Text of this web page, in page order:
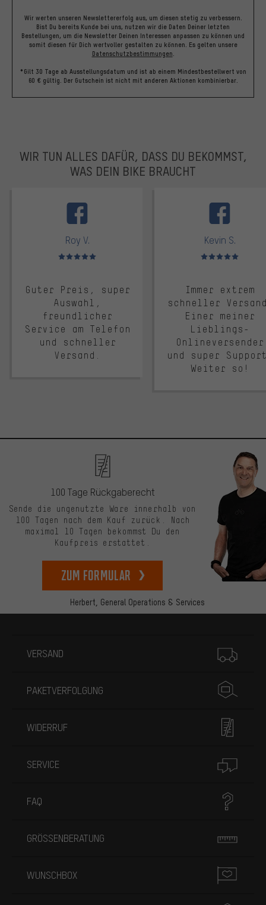
Wir werten unseren Newslettererfolg aus, um diesen stetig zu verbessern.
Bist Du bereits Kunde bei uns, nutzen wir die Daten Deiner letzten
Bestellungen, um die Newsletter Deinen Interessen anpassen zu können und
somit diesen für Dich wertvoller gestalten zu können. Es gelten unsere
Datenschutzbestimmungen.
*Gilt 30 Tage ab Ausstellungsdatum und ist ab einem Mindestbestellwert von
60 € gültig. Der Gutschein ist nicht mit anderen Aktionen kombinierbar.
WIR TUN ALLES DAFÜR, DASS DU BEKOMMST,
WAS DEIN BIKE BRAUCHT
Roy V.
Bewertungen: 5 von 5
Guter Preis, super
Auswahl,
freundlicher
Service am Telefon
und schneller
Versand.
Kevin S.
Bewertungen: 5 von 5
Immer extrem
schneller
Einer meiner
Lieblings-
Onlineversender
und super
Weiter so!
Herbert, General Operations & Services
100 Tage Rückgaberecht
Sende die ungenutzte Ware innerhalb von
100 Tagen nach dem Kauf zurück. Nach
maximal 10 Tagen bekommst Du den
Kaufpreis erstattet.
zum Formular
VERSAND
PAKETVERFOLGUNG
WIDERRUF
SERVICE
FAQ
GRÖSSENBERATUNG
WUNSCHBOX